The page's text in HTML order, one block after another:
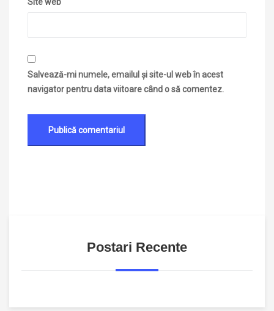
Salvează-mi numele, emailul și site-ul web în acest
navigator pentru data viitoare când o să comentez.
Postari Recente